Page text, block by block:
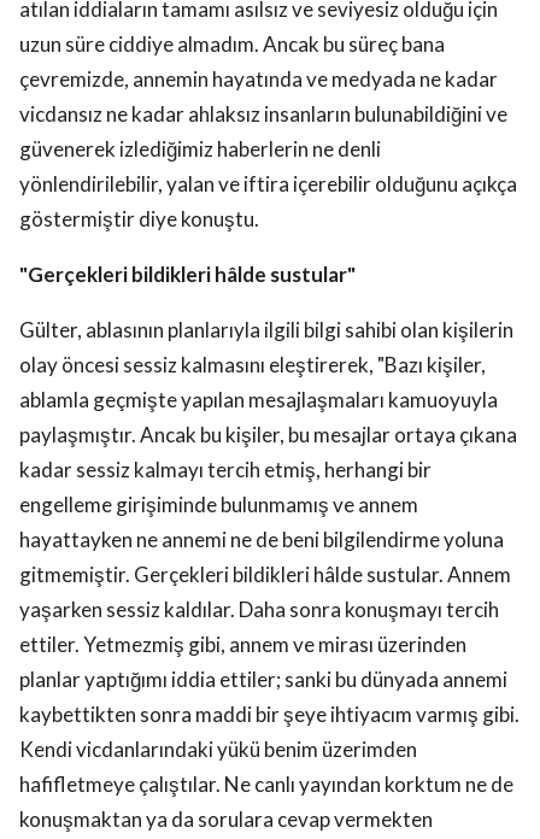
atılan iddiaların tamamı asılsız ve seviyesiz olduğu için
uzun süre ciddiye almadım. Ancak bu süreç bana
çevremizde, annemin hayatında ve medyada ne kadar
vicdansız ne kadar ahlaksız insanların bulunabildiğini ve
güvenerek izlediğimiz haberlerin ne denli
yönlendirilebilir, yalan ve iftira içerebilir olduğunu açıkça
göstermiştir diye konuştu.
"Gerçekleri bildikleri hâlde sustular"
Gülter, ablasının planlarıyla ilgili bilgi sahibi olan kişilerin
olay öncesi sessiz kalmasını eleştirerek, "Bazı kişiler,
ablamla geçmişte yapılan mesajlaşmaları kamuoyuyla
paylaşmıştır. Ancak bu kişiler, bu mesajlar ortaya çıkana
kadar sessiz kalmayı tercih etmiş, herhangi bir
engelleme girişiminde bulunmamış ve annem
hayattayken ne annemi ne de beni bilgilendirme yoluna
gitmemiştir. Gerçekleri bildikleri hâlde sustular. Annem
yaşarken sessiz kaldılar. Daha sonra konuşmayı tercih
ettiler. Yetmezmiş gibi, annem ve mirası üzerinden
planlar yaptığımı iddia ettiler; sanki bu dünyada annemi
kaybettikten sonra maddi bir şeye ihtiyacım varmış gibi.
Kendi vicdanlarındaki yükü benim üzerimden
hafifletmeye çalıştılar. Ne canlı yayından korktum ne de
konuşmaktan ya da sorulara cevap vermekten